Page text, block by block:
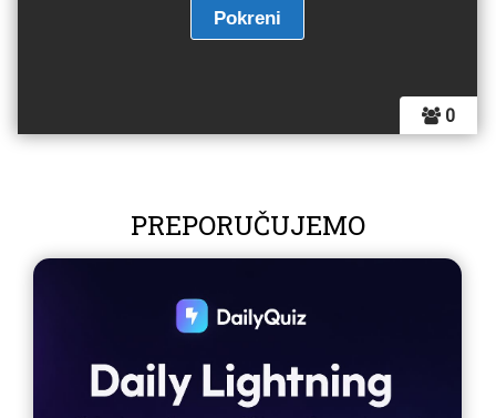
0
PREPORUČUJEMO